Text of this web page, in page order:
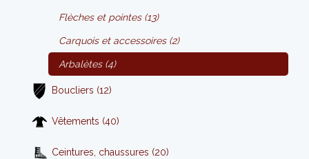
Flèches et pointes (13)
Carquois et accessoires (2)
Arbalètes (4)
Boucliers (12)
Vêtements (40)
Ceintures, chaussures (20)